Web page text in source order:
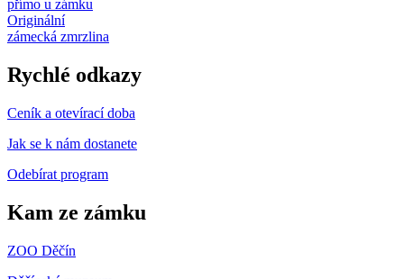
přímo u zámku
Originální
zámecká zmrzlina
Rychlé odkazy
Ceník a otevírací doba
Jak se k nám dostanete
Odebírat program
Kam ze zámku
ZOO Děčín